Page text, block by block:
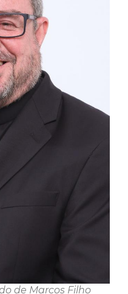
de Marcos Filho